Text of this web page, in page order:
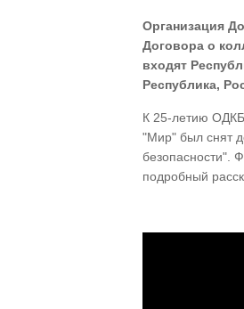
Организация
Договора о
входят
Республика,
К 25-летию ОДКБ
"Мир" был снят
безопасности".
подробный